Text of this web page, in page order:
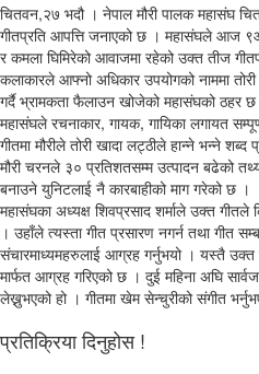
चितवन,२७ भदौ । नेपाल मौरी पालक महासंघ
गीतप्रति आपत्ति जनाएको छ । महासंघले आज
र कमला घिमिरेको आवाजमा रहेको उक्त तीज
कलाकारले आफ्नो अधिकार उपयोगको नाममा
गर्दै भ्रामकता फैलाउन खोजेको महासंघको ठहर
महासंघले रचनाकार, गायक, गायिका लगायत
गीतमा मौरीले तोरी खादा लट्ठीले हान्ने भन्ने
मौरी चरनले ३० प्रतिशतसम्म उत्पादन बढेको
बनाउने युनिटलाई नै कारबाहीको माग गरेको छ ।
महासंघका अध्यक्ष शिवप्रसाद शर्माले उक्त
। उहाँले त्यस्ता गीत प्रसारण नगर्न तथा गीत
संचारमाध्यमहरुलाई आग्रह गर्नुभयो । यस्तै उक्त
मार्फत आग्रह गरिएको छ । दुई महिना अघि
लेख्नुभएको हो । गीतमा खेम सेन्चुरीको संगीत
प्रतिक्रिया दिनुहोस !